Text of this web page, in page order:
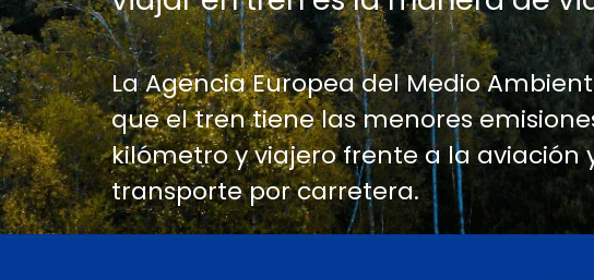
La Agencia Europea del Medio
que el tren tiene las menores
kilómetro y viajero frente a la aviación
transporte por carretera.